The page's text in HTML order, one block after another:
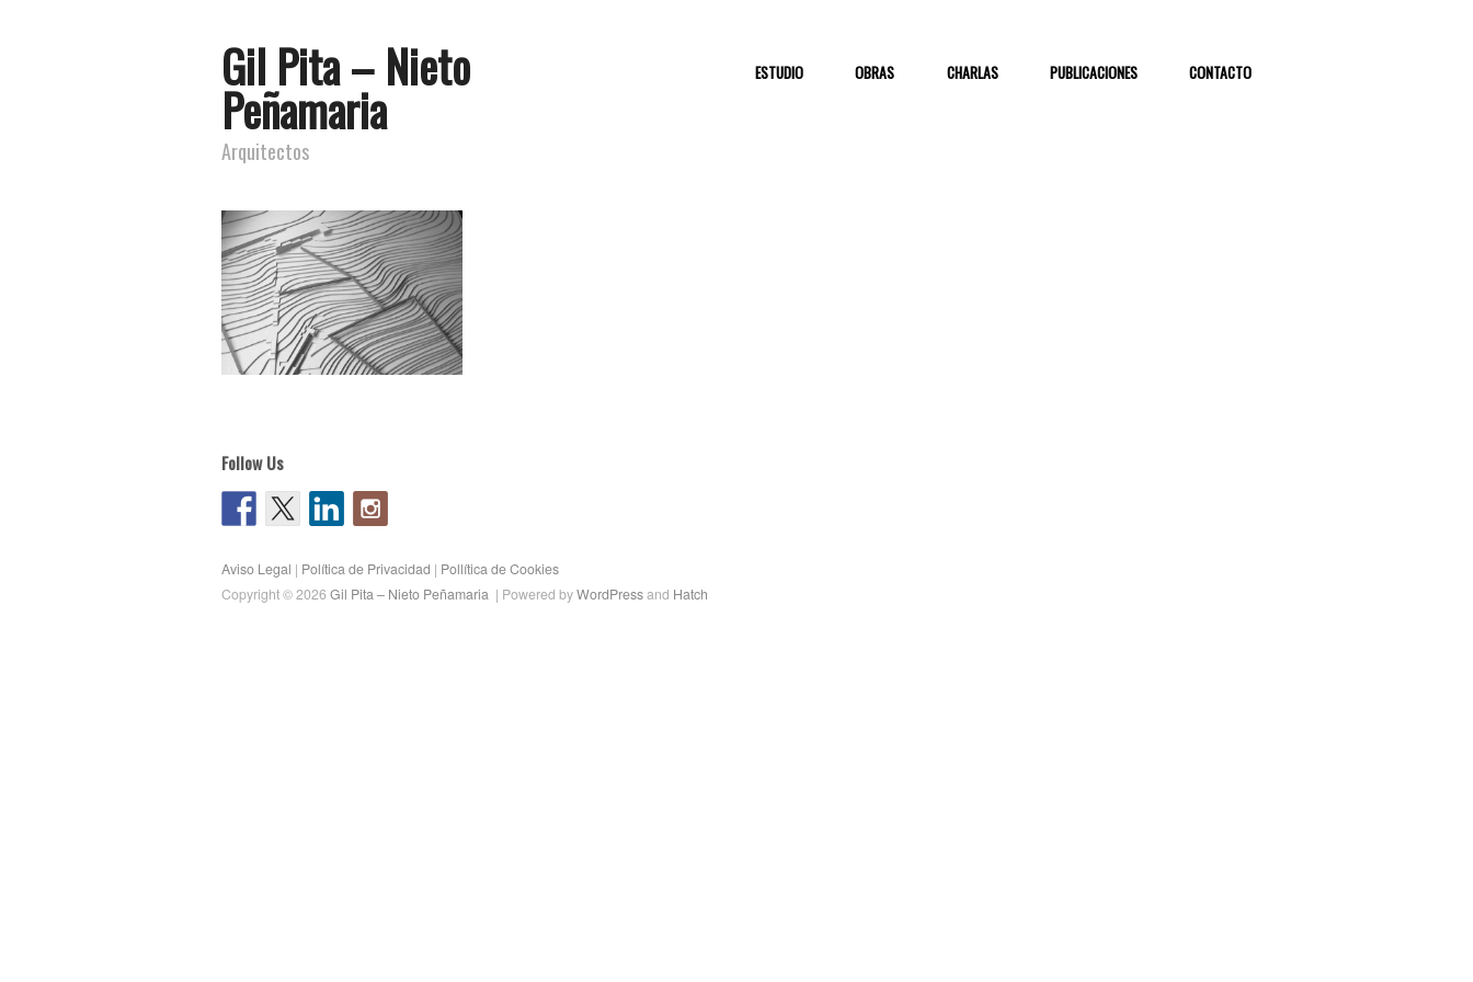
Gil Pita – Nieto
Peñamaria
Arquitectos
ESTUDIO OBRAS CHARLAS PUBLICACIONES CONTACTO
Follow Us
Aviso Legal | Política de Privacidad | Pollítica de Cookies
Copyright © 2026 Gil Pita – Nieto Peñamaria | Powered byWordPressand Hatch